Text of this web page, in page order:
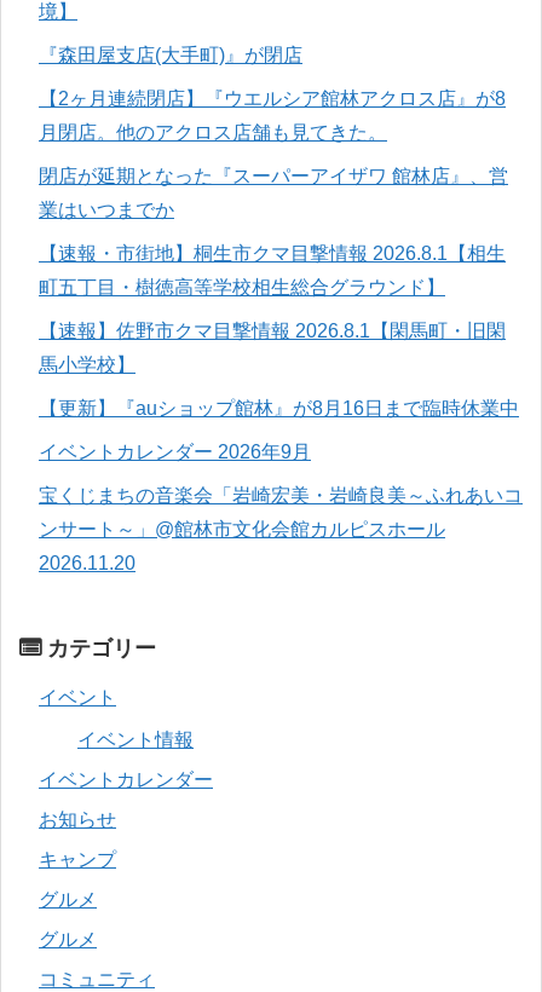
境】
『森田屋支店(大手町)』が閉店
【2ヶ月連続閉店】『ウエルシア館林アクロス店』が8
月閉店。他のアクロス店舗も見てきた。
閉店が延期となった『スーパーアイザワ 館林店』、営
業はいつまでか
【速報・市街地】桐生市クマ目撃情報 2026.8.1【相生
町五丁目・樹徳高等学校相生総合グラウンド】
【速報】佐野市クマ目撃情報 2026.8.1【閑馬町・旧閑
馬小学校】
【更新】『auショップ館林』が8月16日まで臨時休業中
イベントカレンダー 2026年9月
宝くじまちの音楽会「岩崎宏美・岩崎良美～ふれあいコ
ンサート～」@館林市文化会館カルピスホール
2026.11.20
カテゴリー
イベント
イベント情報
イベントカレンダー
お知らせ
キャンプ
グルメ
グルメ
コミュニティ